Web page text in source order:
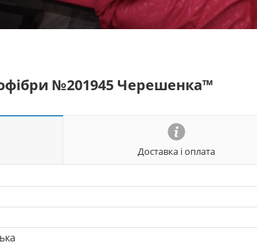
№201945 Черешенка™
Доставка і оплата